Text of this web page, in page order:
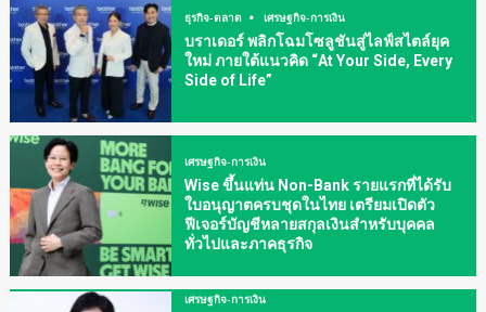
ธุรกิจ-ตลาด เศรษฐกิจ-การเงิน
บราเดอร์ พลิกโฉมโซลูชันสู่ไลฟ์สไตล์ยุค
ใหม่ ภายใต้แนวคิด “At Your Side, Every
Side of Life”
เศรษฐกิจ-การเงิน
Wise ขึ้นแท่น Non-Bank รายแรกที่ได้รับ
ใบอนุญาตครบชุดในไทย เตรียมเปิดตัว
ฟีเจอร์บัญชีหลายสกุลเงินสำหรับบุคคล
ทั่วไปและภาคธุรกิจ
เศรษฐกิจ-การเงิน